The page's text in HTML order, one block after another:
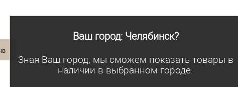
Ваш город: Челябинск?
Зная Ваш город, мы сможем показать товары в
наличии в выбранном городе.